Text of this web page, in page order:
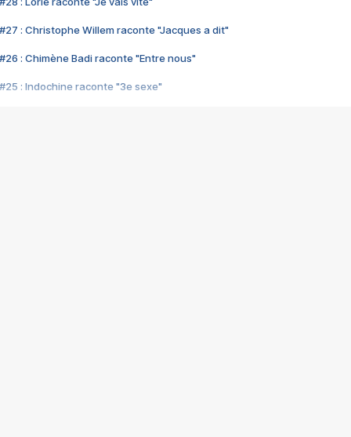
#27 : Christophe Willem raconte "Jacques a dit"
#26 : Chimène Badi raconte "Entre nous"
#25 : Indochine raconte "3e sexe"